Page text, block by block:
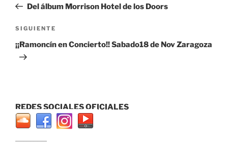
entradas
anterior:
Del álbum Morrison Hotel de los Doors
Siguiente
entrada
SIGUIENTE
¡¡Ramoncín en Concierto!! Sabado18 de Nov Zaragoza
REDES SOCIALES OFICIALES